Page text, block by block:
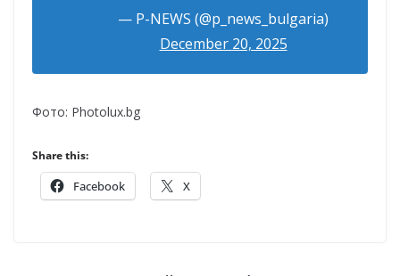
— P-NEWS (@p_news_bulgaria)
December 20, 2025
Фото: Photolux.bg
Share this:
Facebook X